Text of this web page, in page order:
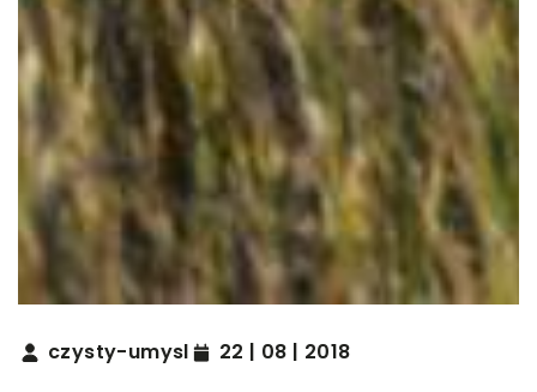
czysty-umysl 22 | 08 | 2018